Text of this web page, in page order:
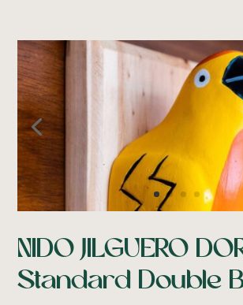
NIDO JILGUERO
Standard Double